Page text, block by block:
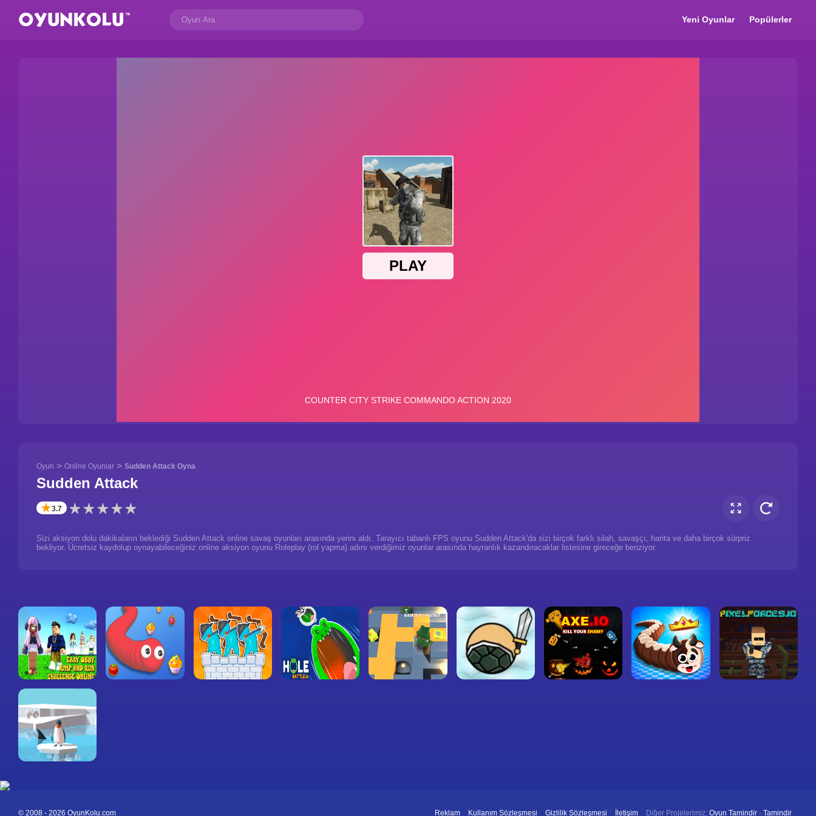
Yeni Oyunlar Popülerler
Oyun > Online Oyunlar > Sudden Attack Oyna
Sudden Attack
✭3.7
Sizi aksiyon dolu dakikaların beklediği Sudden Attack online savaş oyunları arasında yerini aldı. Tarayıcı tabanlı FPS oyunu Sudden Attack'da sizi birçok farklı silah, savaşçı, harita ve daha birçok sürpriz
bekliyor. Ücretsiz kaydolup oynayabileceğiniz online aksiyon oyunu Roleplay (rol yapma) adını verdiğimiz oyunlar arasında hayranlık kazandıracaklar listesine gireceğe benziyor.
© 2008 - 2026 OyunKolu.com Reklam Kullanım Sözleşmesi Gizlilik Sözleşmesi İletişim Diğer Projelerimiz: Oyun Tamindir - Tamindir